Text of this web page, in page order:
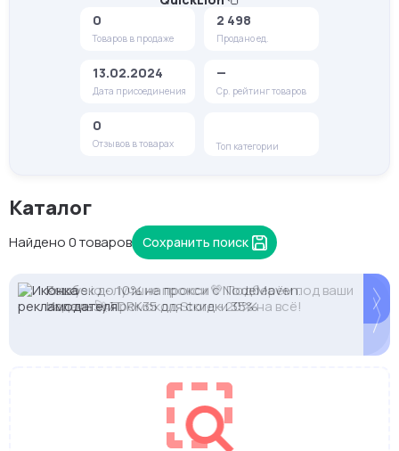
0
Товаров в продаже
2 498
Продано ед.
13.02.2024
Дата присоединения
—
Ср. рейтинг товаров
0
Отзывов в товарах Топ категории
Каталог
Найдено 0 товаров Сохранить поиск
Кешбек до 10% на прокси с NodeMaven.
Используй DRK35 для скидки 35%
Proxys.io - лучшие прокси 💚 Подберём под ваши
задачи 🚀 Промокод Store - 20% на всё!